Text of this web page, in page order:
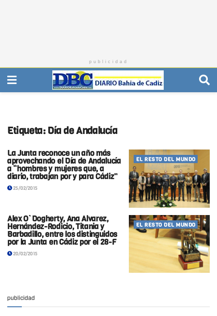
publicidad
Etiqueta:Día de Andalucía
EL RESTO DEL MUNDO
La Junta reconoce un año más
aprovechando el Día de Andalucía
a “hombres y mujeres que, a
diario, trabajan por y para Cádiz”
25/02/2015
EL RESTO DEL MUNDO
Alex O`Dogherty, Ana Álvarez,
Hernández-Rodicio, Titania y
Barbadillo, entre los distinguidos
por la Junta en Cádiz por el 28-F
20/02/2015
publicidad